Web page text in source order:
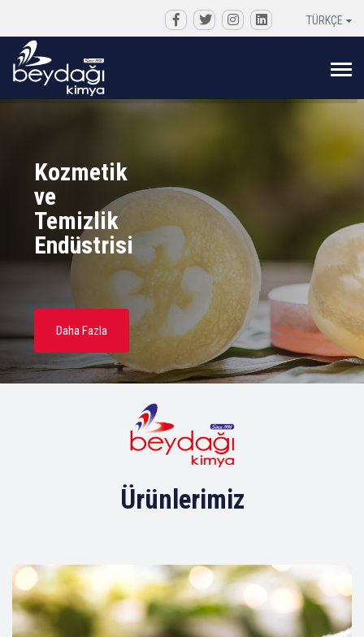
TÜRKÇE
Kozmetik
ve
Endüstrisi
Daha Fazla
Ürünlerimiz